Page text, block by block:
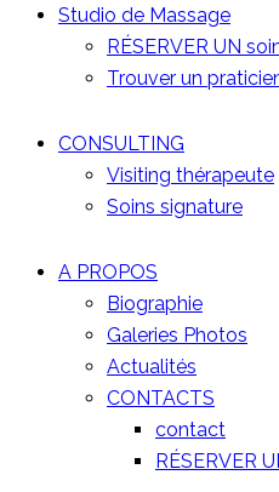
Studio de Massage
RÉSERVER UN
Trouver un
CONSULTING
Visiting thérapeute
Soins signature
A PROPOS
Biographie
Galeries Photos
Actualités
CONTACTS
contact
RÉSERVER